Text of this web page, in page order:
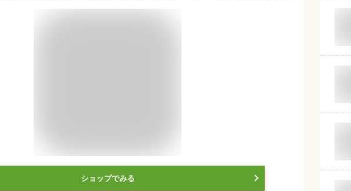
ショップでみる